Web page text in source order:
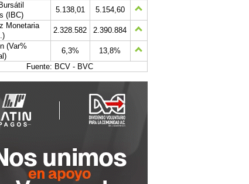
(IBC)
5.138,01
5.154,60
Monetaria
2.328.582
2.390.884
(Var%
6,3%
13,8%
Fuente: BCV - BVC